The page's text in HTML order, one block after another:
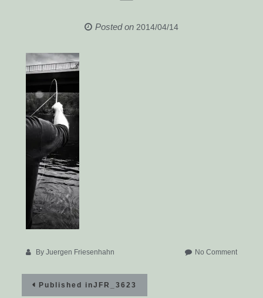
Posted on 2014/04/14
ByJuergen Friesenhahn No Commenton
Beitragsnavigation
Published inJFR_3623